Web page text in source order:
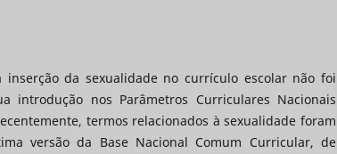
inserção da sexualidade no currículo escolar não foi
introdução nos Parâmetros Curriculares Nacionais
termos relacionados à sexualidade foram
versão da Base Nacional Comum Curricular, de